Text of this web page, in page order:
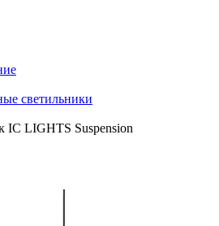
светильники
IC LIGHTS Suspension